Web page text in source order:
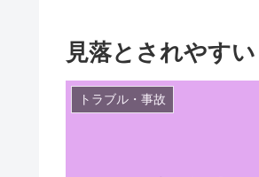
見落とされやす
トラブル・事故